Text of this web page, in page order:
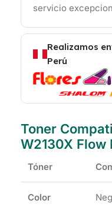
servicio
Realizamos
Perú
Toner
W2130X Flow
Tóner
Color